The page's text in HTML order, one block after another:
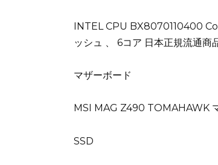
INTEL CPU BX8070110400
ッシュ 、 6コア 日本正規流通商
マザーボード
MSI MAG Z490 TOMAHAWK
SSD